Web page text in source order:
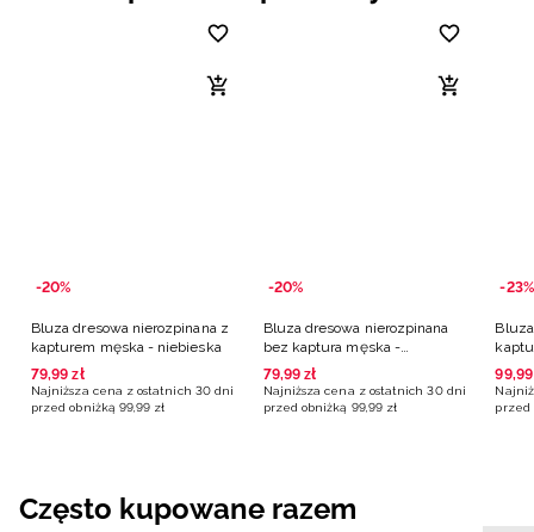
-20%
Bluza dresowa nierozpinana z
kapturem męska - niebieska
79,99 zł
Najniższa cena z ostatnich 30 dni
przed obniżką 99,99 zł
-20%
Bluza dresowa nierozpinana
bez kaptura męska -
niebieska
79,99 zł
Najniższa cena z ostatnich 30 dni
przed obniżką 99,99 zł
-23%
99,99
przed
Często kupowane razem